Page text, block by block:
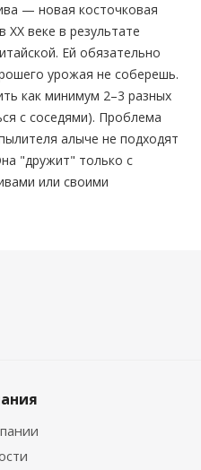
— новая косточковая
XX веке в результате
Ей обязательно
урожая не соберешь.
как минимум 2–3 разных
с соседями). Проблема
алыче не подходят
"дружит" только с
или своими